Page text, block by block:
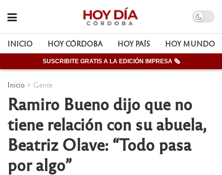
INICIO HOY CÓRDOBA HOY PAÍS HOY MUNDO
SUSCRIBITE GRATIS A LA EDICIÓN IMPRESA 🗞
Inicio Gente
Ramiro Bueno dijo que no
tiene relación con su abuela,
Beatriz Olave: “Todo pasa
por algo”